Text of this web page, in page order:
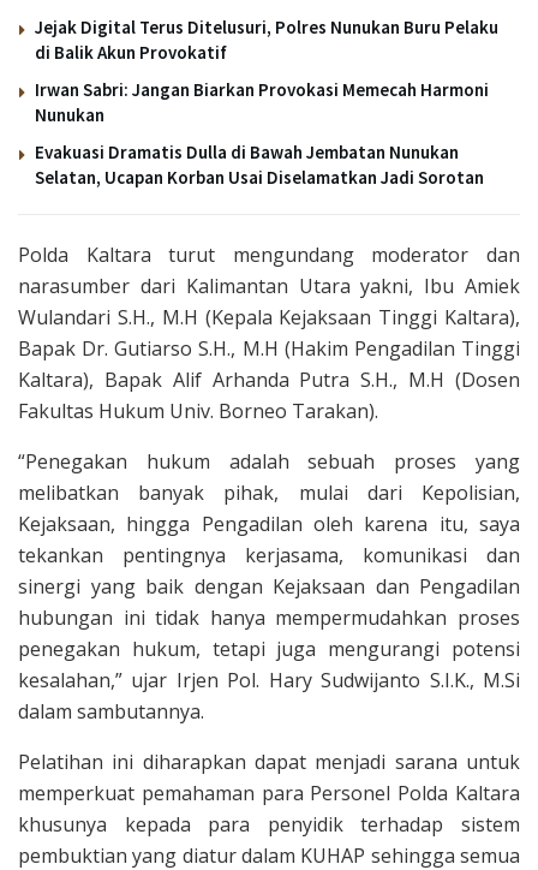
Jejak Digital Terus Ditelusuri, Polres Nunukan Buru Pelaku
di Balik Akun Provokatif
Irwan Sabri: Jangan Biarkan Provokasi Memecah Harmoni
Nunukan
Evakuasi Dramatis Dulla di Bawah Jembatan Nunukan
Selatan, Ucapan Korban Usai Diselamatkan Jadi Sorotan
Polda Kaltara turut mengundang moderator dan
narasumber dari Kalimantan Utara yakni, Ibu Amiek
Wulandari S.H., M.H (Kepala Kejaksaan Tinggi Kaltara),
Bapak Dr. Gutiarso S.H., M.H (Hakim Pengadilan Tinggi
Kaltara), Bapak Alif Arhanda Putra S.H., M.H (Dosen
Fakultas Hukum Univ. Borneo Tarakan).
“Penegakan hukum adalah sebuah proses yang
melibatkan banyak pihak, mulai dari Kepolisian,
Kejaksaan, hingga Pengadilan oleh karena itu, saya
tekankan pentingnya kerjasama, komunikasi dan
sinergi yang baik dengan Kejaksaan dan Pengadilan
hubungan ini tidak hanya mempermudahkan proses
penegakan hukum, tetapi juga mengurangi potensi
kesalahan,” ujar Irjen Pol. Hary Sudwijanto S.I.K., M.Si
dalam sambutannya.
Pelatihan ini diharapkan dapat menjadi sarana untuk
memperkuat pemahaman para Personel Polda Kaltara
khusunya kepada para penyidik terhadap sistem
pembuktian yang diatur dalam KUHAP sehingga semua